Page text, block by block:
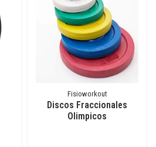
Fisioworkout
Discos Fraccionales
Olimpicos